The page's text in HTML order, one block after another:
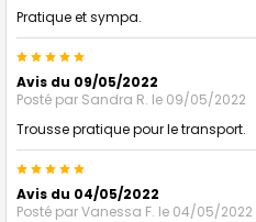
Pratique et sympa.
5
Avis du 09/05/2022
Posté par Sandra R. le 09/05/2022
Trousse pratique pour le transport.
5
Avis du 04/05/2022
Posté parVanessa F. le 04/05/2022